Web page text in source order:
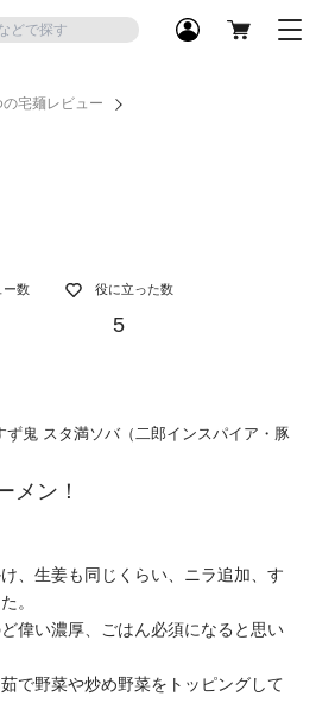
の宅麺レビュー
ー数 役に立った数
5
ず鬼 スタ満ソバ（二郎インスパイア・豚
メン！
、生姜も同じくらい、ニラ追加、す
。
偉い濃厚、ごはん必須になると思い
で野菜や炒め野菜をトッピングして